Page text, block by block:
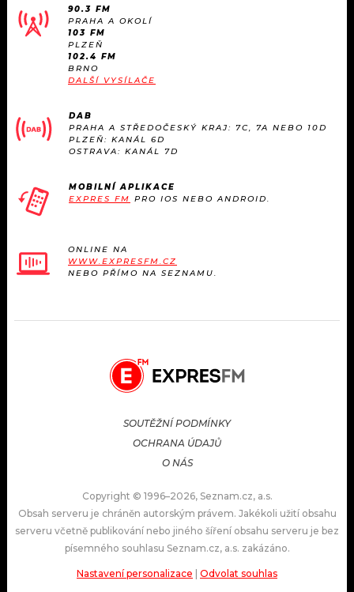
90.3 FM
PRAHA A OKOLÍ
103 FM
PLZEŇ
102.4 FM
BRNO
DALŠÍ VYSÍLAČE
DAB
PRAHA A STŘEDOČESKÝ KRAJ: 7C, 7A NEBO 10D
PLZEŇ: KANÁL 6D
OSTRAVA: KANÁL 7D
MOBILNÍ APLIKACE
EXPRES FM PRO IOS NEBO ANDROID.
ONLINE NA
WWW.EXPRESFM.CZ
NEBO PŘÍMO NA SEZNAMU.
SOUTĚŽNÍ PODMÍNKY
OCHRANA ÚDAJŮ
O NÁS
Copyright © 1996–2026, Seznam.cz, a.s.
Obsah serveru je chráněn autorským právem. Jakékoli užití obsahu
serveru včetně publikování nebo jiného šíření obsahu serveru je bez
písemného souhlasu Seznam.cz, a.s. zakázáno.
Nastavení personalizace Odvolat souhlas